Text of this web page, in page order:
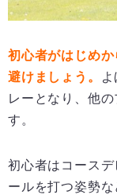
初心者がはじめ
避けましょう。
レーとなり、他
す。
初心者はコース
ールを打つ姿勢